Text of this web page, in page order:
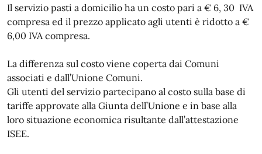
Il servizio pasti a domicilio ha un costo pari a € 6, 30 IVA
compresa ed il prezzo applicato agli utenti è ridotto a €
6,00 IVA compresa.
La differenza sul costo viene coperta dai Comuni
associati e dall’Unione Comuni.
Gli utenti del servizio partecipano al costo sulla base di
tariffe approvate alla Giunta dell’Unione e in base alla
loro situazione economica risultante dall’attestazione
ISEE.